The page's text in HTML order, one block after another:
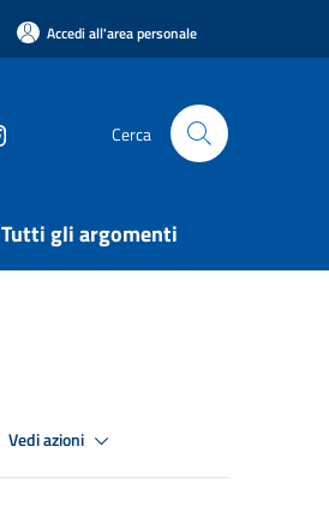
Accedi all'area personale
Cerca
Tutti gli argomenti
Vedi azioni